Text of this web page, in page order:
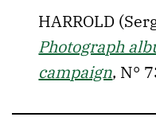
HARROLD
Photograph
campaign, N°